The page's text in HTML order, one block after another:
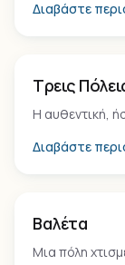
Διαβάστε
Τρεις
Η αυθεντική,
Διαβάστε
Οικισμός
Βαλέτα
Μια πόλη